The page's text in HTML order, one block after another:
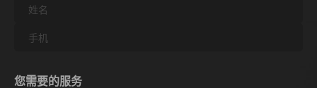
您需要的服务